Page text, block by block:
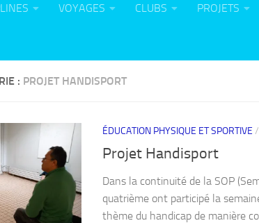
VOYAGES CLUBS PROJETS
: PROJET HANDISPORT
ÉDUCATION PHYSIQUE ET SPORTIVE /
Projet Handisport
Dans la continuité de la SOP
quatrième ont participé la
thème du handicap de manière